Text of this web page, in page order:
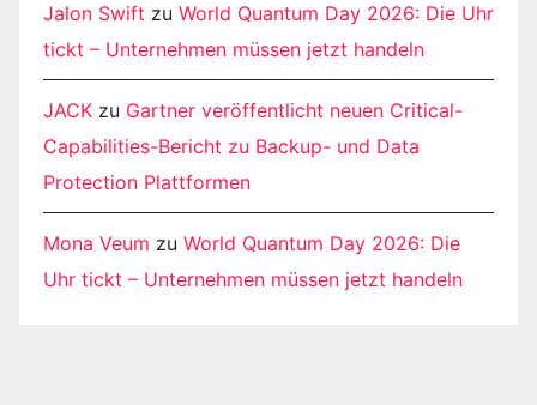
Jalon Swift zu World Quantum Day 2026: Die Uhr
tickt – Unternehmen müssen jetzt handeln
JACK zu Gartner veröffentlicht neuen Critical-
Capabilities-Bericht zu Backup- und Data
Protection Plattformen
Mona Veum zu World Quantum Day 2026: Die
Uhr tickt – Unternehmen müssen jetzt handeln